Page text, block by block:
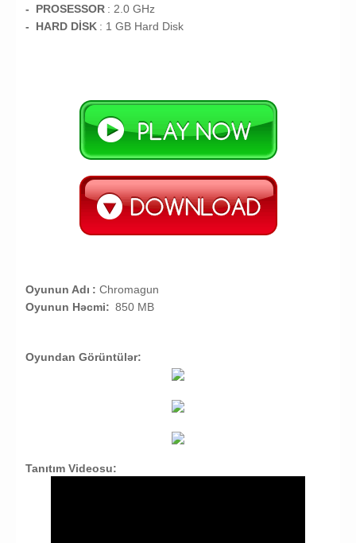
- PROSESSOR : 2.0 GHz
- HARD DİSK : 1 GB Hard Disk
Oyunun Adı : Chromagun
Oyunun Həcmi: 850 MB
Oyundan Görüntülər:
Tanıtım Videosu: